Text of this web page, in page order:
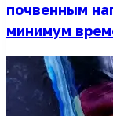
почвенным
минимум